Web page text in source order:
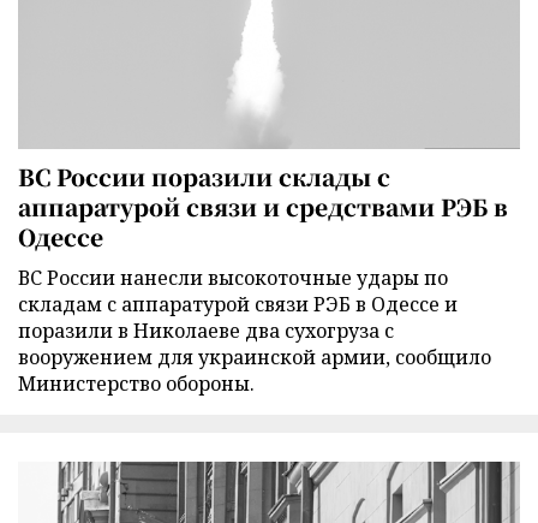
ВС России поразили склады с
аппаратурой связи и средствами РЭБ в
Одессе
ВС России нанесли высокоточные удары по
складам с аппаратурой связи РЭБ в Одессе и
поразили в Николаеве два сухогруза с
вооружением для украинской армии, сообщило
Министерство обороны.